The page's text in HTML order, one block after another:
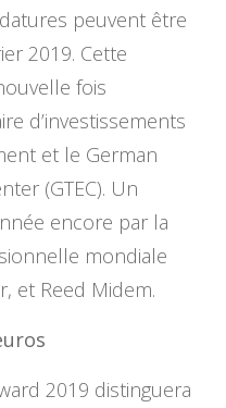
peuvent être
2019. Cette
fois
d’investissements
et le German
(GTEC). Un
encore par la
mondiale
et Reed Midem.
2019 distinguera